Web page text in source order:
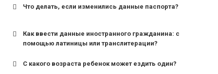
Что делать, если изменились данные паспорта?
Как ввести данные иностранного гражданина: с
помощью латиницы или транслитерации?
С какого возраста ребенок может ездить один?